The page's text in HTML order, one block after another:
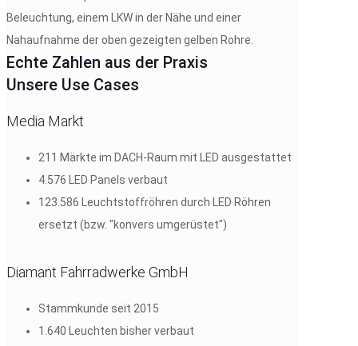
Echte Zahlen aus der Praxis
Unsere Use Cases
Media Markt
211 Märkte im DACH-Raum mit LED ausgestattet
4.576 LED Panels verbaut
123.586 Leuchtstoffröhren durch LED Röhren
ersetzt (bzw. "konvers umgerüstet")
Diamant Fahrradwerke GmbH
Stammkunde seit 2015
1.640 Leuchten bisher verbaut